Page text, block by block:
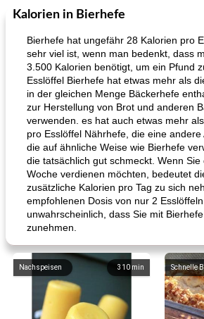
Kalorien in Bierhefe
Bierhefe hat ungefähr 28 Kalorien pro
sehr viel ist, wenn man bedenkt, dass
3.500 Kalorien benötigt, um ein Pfund
Esslöffel Bierhefe hat etwas mehr als
in der gleichen Menge Bäckerhefe
zur Herstellung von Brot und anderen
verwenden. es hat auch etwas mehr
pro Esslöffel Nährhefe, die eine andere
die auf ähnliche Weise wie Bierhefe
die tatsächlich gut schmeckt. Wenn Sie
Woche verdienen möchten, bedeutet
zusätzliche Kalorien pro Tag zu sich
empfohlenen Dosis von nur 2
unwahrscheinlich, dass Sie mit
zunehmen.
310 min
Nachspeisen Schnelle